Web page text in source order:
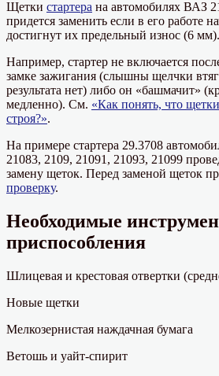
Щетки стартера на автомобилях ВАЗ
придется заменить если в его работе
достигнут их предельный износ (6 мм).
Например, стартер не включается
замке зажигания (слышны щелчки
результата нет) либо он «башмачит»
медленно). См. «Как понять, что
строя?».
На примере стартера 29.3708
21083, 2109, 21091, 21093, 21099
замену щеток. Перед заменой щеток
проверку.
Необходимые
приспособления
Шлицевая и крестовая отвертки
Новые щетки
Мелкозернистая наждачная бумага
Ветошь и уайт-спирит